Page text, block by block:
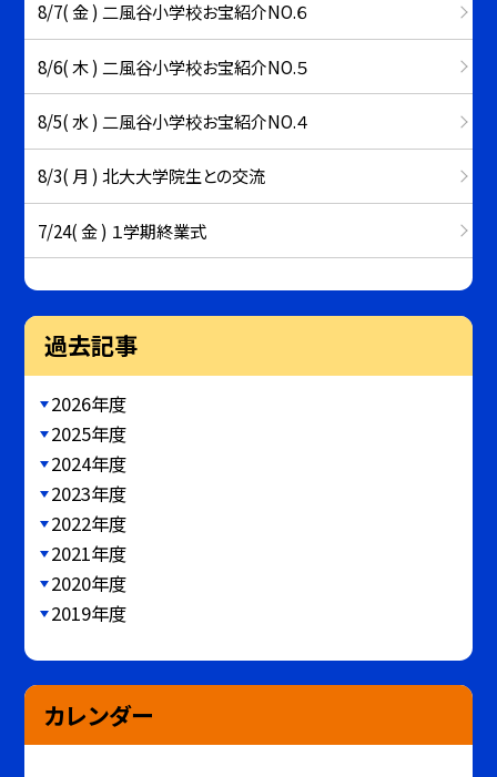
8/7( 金 ) 二風谷小学校お宝紹介NO.６
8/6( 木 ) 二風谷小学校お宝紹介NO.５
8/5( 水 ) 二風谷小学校お宝紹介NO.４
8/3( 月 ) 北大大学院生との交流
7/24( 金 ) １学期終業式
過去記事
2026年度
2025年度
2024年度
2023年度
2022年度
2021年度
2020年度
2019年度
カレンダー